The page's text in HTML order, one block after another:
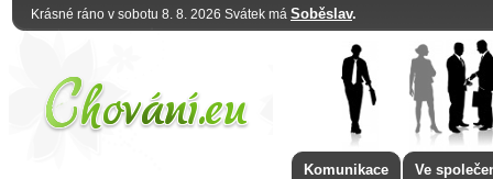
Krásné ráno v sobotu 8. 8. 2026 Svátek má Soběslav.
Komunikace Ve